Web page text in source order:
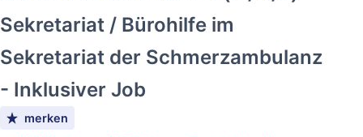
Sekretariat / Bürohilfe im
Sekretariat der Schmerzambulanz
- Inklusiver Job
merken